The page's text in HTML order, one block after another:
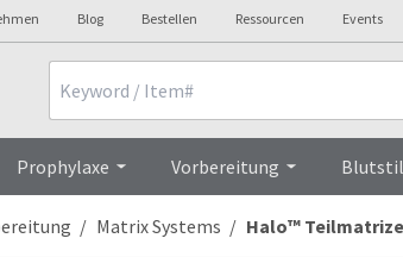
Blog Bestellen Ressourcen Events
Prophylaxe Vorbereitung
Matrix Systems Halo™